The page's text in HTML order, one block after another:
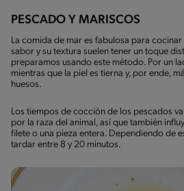
PESCADO Y MARISCOS
La comida de mar es fabulosa para
sabor y su textura suelen tener un toque
preparamos usando este método. Por un
mientras que la piel es tierna y, por ende,
huesos.
Los tiempos de cocción de los pescados
por la raza del animal, así que también
filete o una pieza entera. Dependiendo de
tardar entre 8 y 20 minutos.